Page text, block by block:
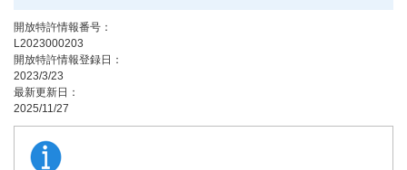
開放特許情報番号：
L2023000203
開放特許情報登録日：
2023/3/23
最新更新日：
2025/11/27